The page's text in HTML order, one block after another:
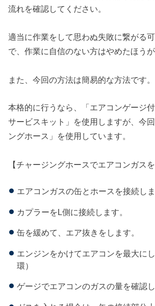
流れを確認してください。
適当に作業をして思わぬ失敗に繋がる
で、作業に自信のない方はやめたほうが
また、今回の方法は簡易的な方法です。
本格的に行うなら、「エアコンゲージ
サービスキット」を使用しますが、今
ングホース」を使用しています。
【チャージングホースでエアコンガス
エアコンガスの缶とホースを接続しま
カプラーをL側に接続します。
缶を緩めて、エア抜きをします。
エンジンをかけてエアコンを最大に
環）
ゲージでエアコンのガスの量を確認し